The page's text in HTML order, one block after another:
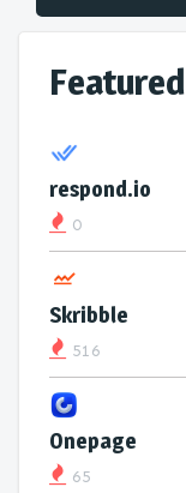
Featured
respond.io
0
Skribble
516
Onepage
65